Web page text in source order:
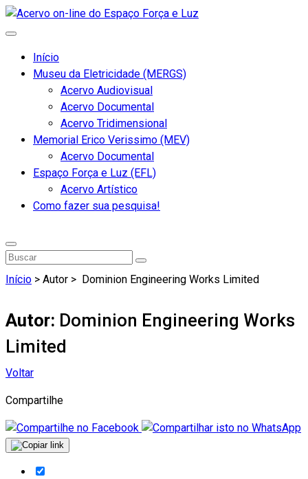
Início
Museu da Eletricidade (MERGS)
Acervo Audiovisual
Acervo Documental
Acervo Tridimensional
Memorial Erico Verissimo (MEV)
Acervo Documental
Espaço Força e Luz (EFL)
Acervo Artístico
Como fazer sua pesquisa!
Início > Autor > Dominion Engineering Works Limited
Autor: Dominion Engineering Works
Limited
Voltar
Compartilhe